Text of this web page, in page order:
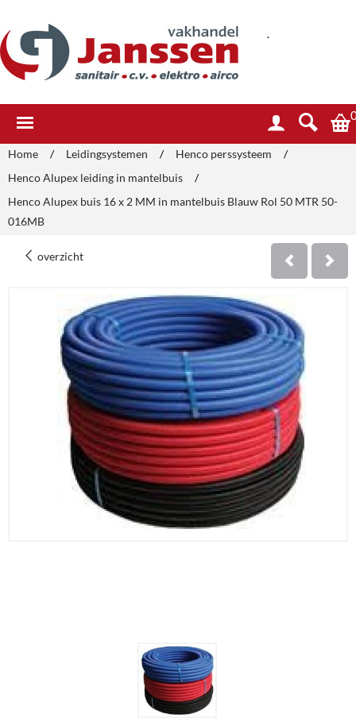
.
Home / Leidingsystemen / Henco perssysteem
/
Henco Alupex leiding in mantelbuis
/
Henco Alupex buis 16 x 2 MM in mantelbuis Blauw Rol 50 MTR 50-
016MB
overzicht